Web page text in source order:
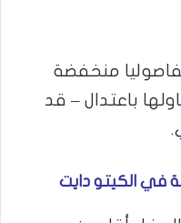
منخفضة
باعتدال – قد
في الكيتو دايت